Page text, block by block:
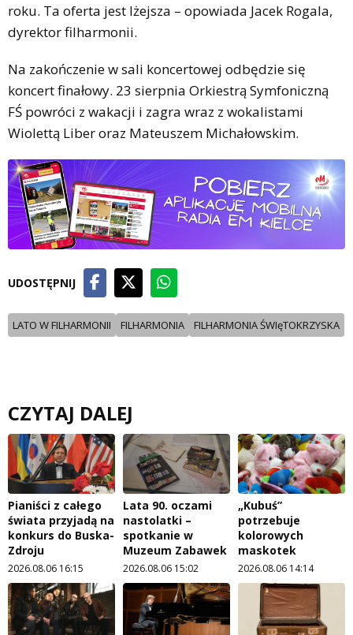
roku. Ta oferta jest lżejsza – opowiada Jacek Rogala,
dyrektor filharmonii.
Na zakończenie w sali koncertowej odbędzie się
koncert finałowy. 23 sierpnia Orkiestrą Symfoniczną
FŚ powróci z wakacji i zagra wraz z wokalistami
Wiolettą Liber oraz Mateuszem Michałowskim.
UDOSTĘPNIJ
LATO W FILHARMONII FILHARMONIA FILHARMONIA ŚWIęTOKRZYSKA
CZYTAJ DALEJ
Pianiści z całego
świata przyjadą na
konkurs do Buska-
Zdroju
2026.08.06 16:15
Lata 90. oczami
nastolatki –
spotkanie w
Muzeum Zabawek
2026.08.06 15:02
„Kubuś”
potrzebuje
kolorowych
maskotek
2026.08.06 14:14